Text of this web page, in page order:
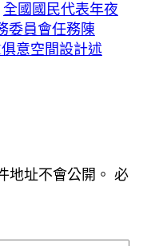
全國國民代表年夜
委員會任務陳
意空間設計述
地址不會公開。 必